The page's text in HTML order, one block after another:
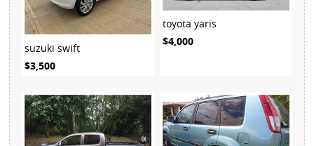
suzuki swift
$3,500
toyota yaris
$4,000